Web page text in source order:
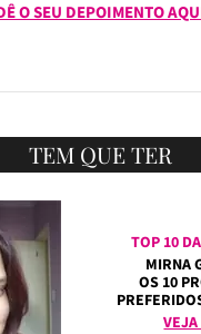
O SEU DEPOIMENTO
TEM QUE TER
TOP 10
MIRNA
OS 10